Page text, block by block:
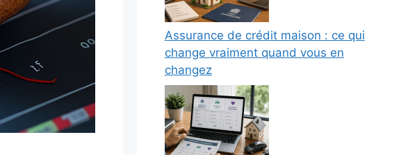
Assurance de crédit maison : ce qui
change vraiment quand vous en
changez